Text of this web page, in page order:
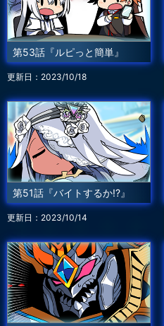
第53話『ルピっと簡単』
更新日：2023/10/18
第51話『バイトするか!?』
更新日：2023/10/14